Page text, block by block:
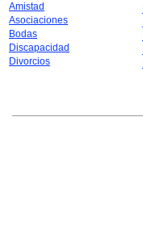
Amistad
Asociaciones
Bodas
Discapacidad
Divorcios